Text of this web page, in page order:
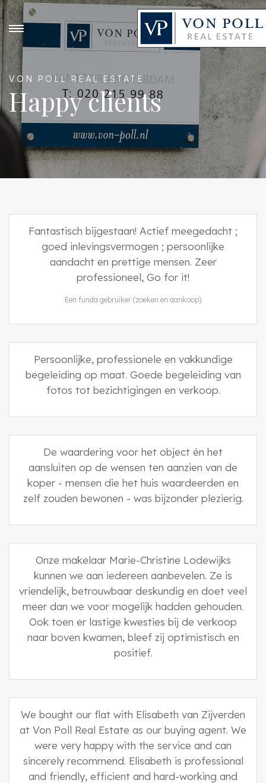
VON POLL REAL ESTATE
Happy clients
Fantastisch bijgestaan! Actief meegedacht ;
goed inlevingsvermogen ; persoonlijke
aandacht en prettige mensen. Zeer
professioneel, Go for it!
Een funda gebruiker (zoeken en aankoop)
Persoonlijke, professionele en vakkundige
begeleiding op maat. Goede begeleiding van
fotos tot bezichtigingen en verkoop.
De waardering voor het object én het
aansluiten op de wensen ten aanzien van de
koper - mensen die het huis waardeerden en
zelf zouden bewonen - was bijzonder plezierig.
Onze makelaar Marie-Christine Lodewijks
kunnen we aan iedereen aanbevelen. Ze is
vriendelijk, betrouwbaar deskundig en doet veel
meer dan we voor mogelijk hadden gehouden.
Ook toen er lastige kwesties bij de verkoop
naar boven kwamen, bleef zij optimistisch en
positief.
We bought our flat with Elisabeth van Zijverden
at Von Poll Real Estate as our buying agent. We
were very happy with the service and can
sincerely recommend. Elisabeth is professional
and friendly, efficient and hard-working and